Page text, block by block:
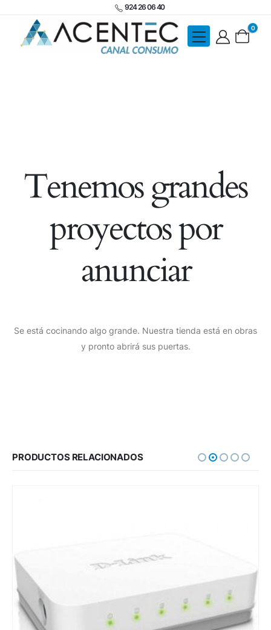
924 26 06 40
0
Tenemos grandes
proyectos por
anunciar
Se está cocinando algo grande. Nuestra tienda está en obras
y pronto abrirá sus puertas.
PRODUCTOS RELACIONADOS